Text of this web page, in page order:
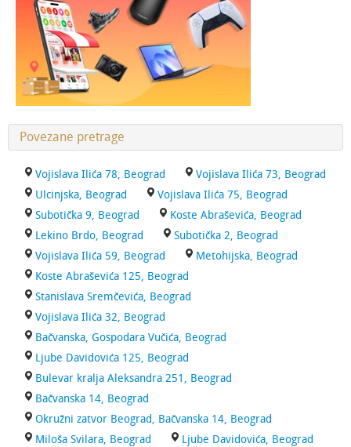
Povezane pretrage
Vojislava Ilića 78, Beograd
Vojislava Ilića 73, Beograd
Ulcinjska, Beograd
Vojislava Ilića 75, Beograd
Subotička 9, Beograd
Koste Abraševića, Beograd
Lekino Brdo, Beograd
Subotička 2, Beograd
Vojislava Ilića 59, Beograd
Metohijska, Beograd
Koste Abraševića 125, Beograd
Stanislava Sremčevića, Beograd
Vojislava Ilića 32, Beograd
Bačvanska, Gospodara Vučića, Beograd
Ljube Davidovića 125, Beograd
Bulevar kralja Aleksandra 251, Beograd
Bačvanska 14, Beograd
Okružni zatvor Beograd, Bačvanska 14, Beograd
Miloša Svilara, Beograd
Ljube Davidovića, Beograd